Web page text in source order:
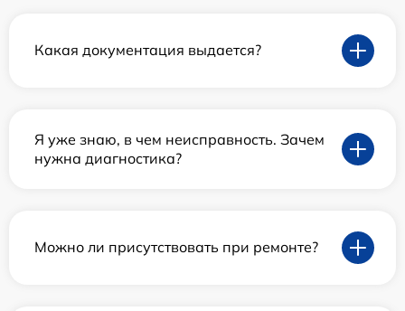
Какая документация выдается?
Я уже знаю, в чем неисправность. Зачем
нужна диагностика?
Можно ли присутствовать при ремонте?